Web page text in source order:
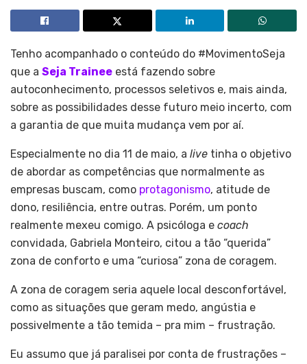
Tenho acompanhado o conteúdo do #MovimentoSeja
que a Seja Trainee está fazendo sobre
autoconhecimento, processos seletivos e, mais ainda,
sobre as possibilidades desse futuro meio incerto, com
a garantia de que muita mudança vem por aí.
Especialmente no dia 11 de maio, a live tinha o objetivo
de abordar as competências que normalmente as
empresas buscam, como protagonismo, atitude de
dono, resiliência, entre outras. Porém, um ponto
realmente mexeu comigo. A psicóloga e coach
convidada, Gabriela Monteiro, citou a tão “querida”
zona de conforto e uma “curiosa” zona de coragem.
A zona de coragem seria aquele local desconfortável,
como as situações que geram medo, angústia e
possivelmente a tão temida – pra mim – frustração.
Eu assumo que já paralisei por conta de frustrações –